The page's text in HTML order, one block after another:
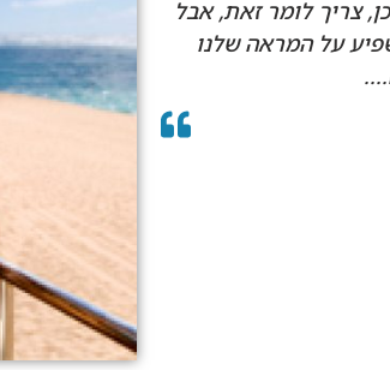
צריך לומר זאת, אבל
על המראה שלנו